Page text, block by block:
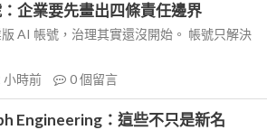
企業要先畫出四條責任邊界
AI 帳號，治理其實還沒開始。 帳號只解決
小時前 0個留言
Engineering：這些不只是新名